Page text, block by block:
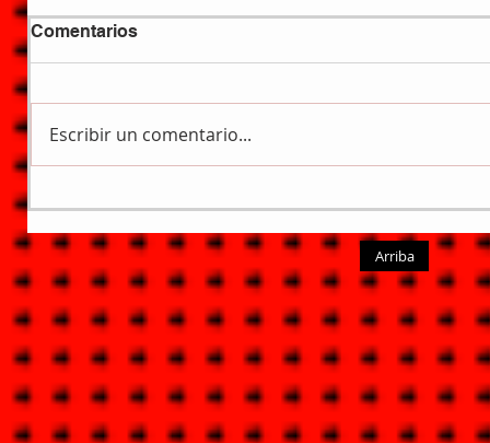
Comentarios
Escribir un comentario...
Arriba